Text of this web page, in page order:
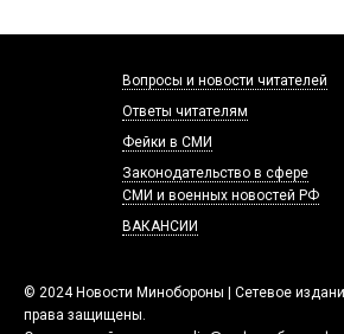
© 2024 Новости Минобороны | Сетевое
права защищены.
Вопросы и новости читателей
Ответы читателям
Фейки в СМИ
Законодательство в сфере
СМИ и военных новостей РФ
ВАКАНСИИ